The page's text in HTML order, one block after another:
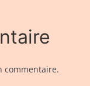
commentaire.